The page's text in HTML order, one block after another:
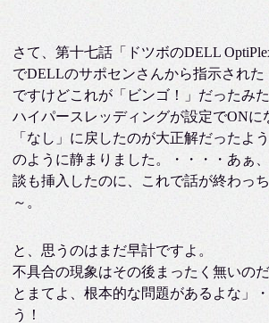
さて、第十七話「ドツボのDELL
でDELLのサポセンさんから指示された
ですけどこれが「ビンゴ！」だったみ
ハイパースレッディングが設定でONに
「なし」に戻したのが大正解だったよ
のように静まりました。・・・・あぁ
談も挿入したのに、これで話が終わっ
～。
と、思うのはまだ早計ですよ。
不具合の現象はその後まったく無いの
とまてよ、根本的な問題があるよな」
う！